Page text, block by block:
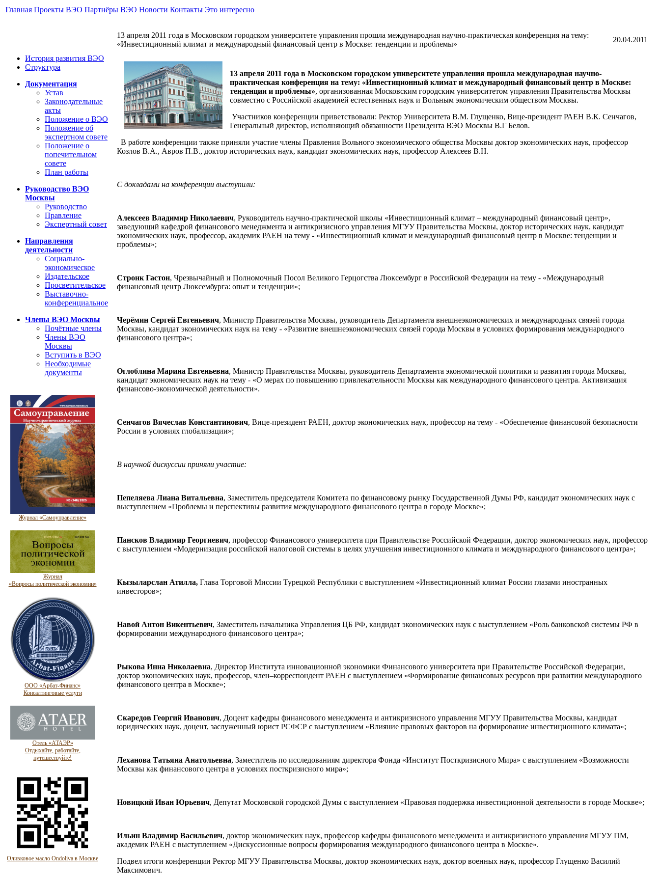
Главная Проекты ВЭО Партнёры ВЭО Новости Контакты Это интересно
История развития ВЭО
Структура
Документация
Устав
Законодательные
акты
Положение о ВЭО
Положение об
экспертном совете
Положение о
попечительном
совете
План работы
Руководство ВЭО
Москвы
Руководство
Правление
Экспертный совет
Направления
деятельности
Социально-
экономическое
Издательское
Просветительское
Выставочно-
конференциальное
Члены ВЭО Москвы
Почётные члены
Члены ВЭО
Москвы
Вступить в ВЭО
Необходимые
документы
Журнал «Самоуправление»
Журнал
«Вопросы политической экономии»
ООО «Арбат-Финанс»
Консалтинговые услуги
Отель «АТАЭР»
Отдыхайте, работайте,
путешествуйте!
Оливковое масло Ondoliva в Москве
13 апреля 2011 года в Московском городском университете управления прошла международная научно-практическая конференция на тему:
«Инвестиционный климат и международный финансовый центр в Москве: тенденции и проблемы»
20.04.2011
13 апреля 2011 года в Московском городском университете управления прошла международная научно-
практическая конференция на тему: «Инвестиционный климат и международный финансовый центр в Москве:
тенденции и проблемы», организованная Московским городским университетом управления Правительства Москвы
совместно с Российской академией естественных наук и Вольным экономическим обществом Москвы.
Участников конференции приветствовали: Ректор Университета В.М. Глущенко, Вице-президент РАЕН В.К. Сенчагов,
Генеральный директор, исполняющий обязанности Президента ВЭО Москвы В.Г Белов.
В работе конференции также приняли участие члены Правления Вольного экономического общества Москвы доктор экономических наук, профессор
Козлов В.А., Авров П.В., доктор исторических наук, кандидат экономических наук, профессор Алексеев В.Н.
С докладами на конференции выступили:
Алексеев Владимир Николаевич, Руководитель научно-практической школы «Инвестиционный климат – международный финансовый центр»,
заведующий кафедрой финансового менеджмента и антикризисного управления МГУУ Правительства Москвы, доктор исторических наук, кандидат
экономических наук, профессор, академик РАЕН на тему - «Инвестиционный климат и международный финансовый центр в Москве: тенденции и
проблемы»;
Стронк Гастон, Чрезвычайный и Полномочный Посол Великого Герцогства Люксембург в Российской Федерации на тему - «Международный
финансовый центр Люксембурга: опыт и тенденции»;
Черёмин Сергей Евгеньевич, Министр Правительства Москвы, руководитель Департамента внешнеэкономических и международных связей города
Москвы, кандидат экономических наук на тему - «Развитие внешнеэкономических связей города Москвы в условиях формирования международного
финансового центра»;
Оглоблина Марина Евгеньевна, Министр Правительства Москвы, руководитель Департамента экономической политики и развития города Москвы,
кандидат экономических наук на тему - «О мерах по повышению привлекательности Москвы как международного финансового центра. Активизация
финансово-экономической деятельности».
Сенчагов Вячеслав Константинович, Вице-президент РАЕН, доктор экономических наук, профессор на тему - «Обеспечение финансовой безопасности
России в условиях глобализации»;
В научной дискуссии приняли участие:
Пепеляева Лиана Витальевна, Заместитель председателя Комитета по финансовому рынку Государственной Думы РФ, кандидат экономических наук с
выступлением «Проблемы и перспективы развития международного финансового центра в городе Москве»;
Пансков Владимир Георгиевич, профессор Финансового университета при Правительстве Российской Федерации, доктор экономических наук, профессор
с выступлением «Модернизация российской налоговой системы в целях улучшения инвестиционного климата и международного финансового центра»;
Кызыларслан Атилла, Глава Торговой Миссии Турецкой Республики с выступлением «Инвестиционный климат России глазами иностранных
инвесторов»;
Навой Антон Викентьевич, Заместитель начальника Управления ЦБ РФ, кандидат экономических наук с выступлением «Роль банковской системы РФ в
формировании международного финансового центра»;
Рыкова Инна Николаевна, Директор Института инновационной экономики Финансового университета при Правительстве Российской Федерации,
доктор экономических наук, профессор, член–корреспондент РАЕН с выступлением «Формирование финансовых ресурсов при развитии международного
финансового центра в Москве»;
Скаредов Георгий Иванович, Доцент кафедры финансового менеджмента и антикризисного управления МГУУ Правительства Москвы, кандидат
юридических наук, доцент, заслуженный юрист РСФСР с выступлением «Влияние правовых факторов на формирование инвестиционного климата»;
Леханова Татьяна Анатольевна, Заместитель по исследованиям директора Фонда «Институт Посткризисного Мира» с выступлением «Возможности
Москвы как финансового центра в условиях посткризисного мира»;
Новицкий Иван Юрьевич, Депутат Московской городской Думы с выступлением «Правовая поддержка инвестиционной деятельности в городе Москве»;
Ильин Владимир Васильевич, доктор экономических наук, профессор кафедры финансового менеджмента и антикризисного управления МГУУ ПМ,
академик РАЕН с выступлением «Дискуссионные вопросы формирования международного финансового центра в Москве».
Подвел итоги конференции Ректор МГУУ Правительства Москвы, доктор экономических наук, доктор военных наук, профессор Глущенко Василий
Максимович.